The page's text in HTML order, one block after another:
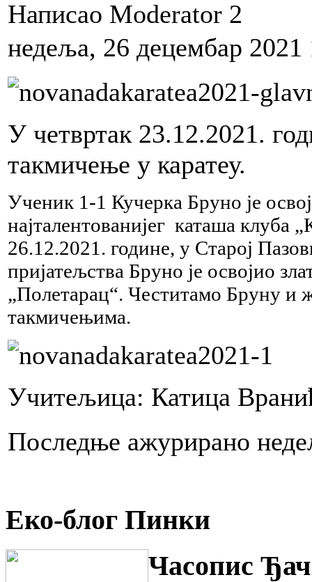
Написао Moderator 2
недеља, 26 децембар 2021
У четвртак 23.12.2021.
такмичење у каратеу.
Ученик 1-1 Кучерка Бруно је
најталентованијег каташа
26.12.2021. године, у Старој
пријатељства Бруно је освојио
„Полетарац“. Честитамо Бруну и
такмичењима.
Учитељица: Катица
Последње ажурирано
Еко-блог Пинки
Часопис